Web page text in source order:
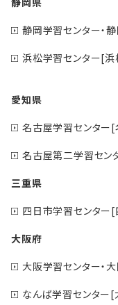
静岡学習センター・
浜松学習センター[
愛知県
名古屋学習センター
名古屋第二学習セン
三重県
四日市学習センター
大阪府
大阪学習センター・
なんば学習センター